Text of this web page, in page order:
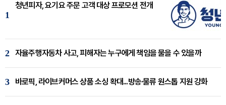
1
청년피자, 요기요 주문 고객 대상 프로모션 전개
2 자율주행자동차 사고, 피해자는 누구에게 책임을 물을 수 있을까
3 바로픽, 라이브커머스 상품 소싱 확대...방송·물류 원스톱 지원 강화